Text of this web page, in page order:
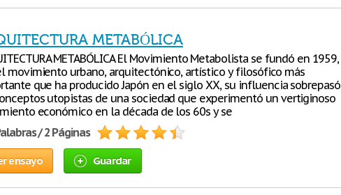
METABÓLICA
METABÓLICA El Movimiento Metabolista se fundó en 1959,
movimiento urbano, arquitectónico, artístico y filosófico más
que ha producido Japón en el siglo XX, su influencia sobrepasó
utopistas de una sociedad que experimentó un vertiginoso
económico en la década de los 60s y se
/ 2 Páginas
ensayo Guardar